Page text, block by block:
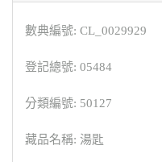
數典編號: CL_0029929
登記總號: 05484
分類編號: 50127
藏品名稱: 湯匙